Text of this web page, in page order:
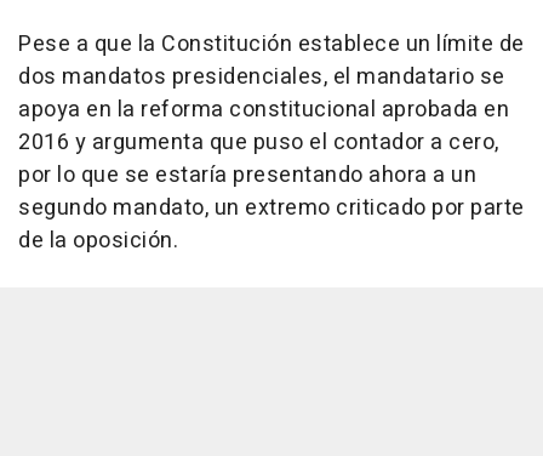
Pese a que la Constitución establece un límite de
dos mandatos presidenciales, el mandatario se
apoya en la reforma constitucional aprobada en
2016 y argumenta que puso el contador a cero,
por lo que se estaría presentando ahora a un
segundo mandato, un extremo criticado por parte
de la oposición.